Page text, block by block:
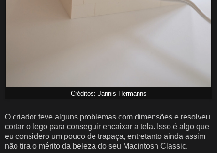
Créditos: Jannis Hermanns
O criador teve alguns problemas com dimensões e resolveu
cortar o lego para conseguir encaixar a tela. Isso é algo que
eu considero um pouco de trapaça, entretanto ainda assim
não tira o mérito da beleza do seu Macintosh Classic.